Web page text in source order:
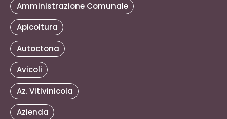
Amministrazione Comunale
Apicoltura
Autoctona
Avicoli
Az. Vitivinicola
Azienda